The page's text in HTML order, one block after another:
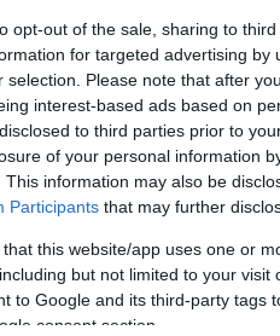
opt-out of the sale, sharing to
for targeted advertising
selection. Please note that after
interest-based ads based on
to third parties prior to
of your personal information
This information may also be
Participants that may further
that this website/app uses one or
but not limited to your
to Google and its third-party tags
consent section.
2 Kamera
Max. kamera felbontás
kamera esetén)
Video lejátszás
MEMÓRIA ÉS
Telefonkönyv db
Min. memória